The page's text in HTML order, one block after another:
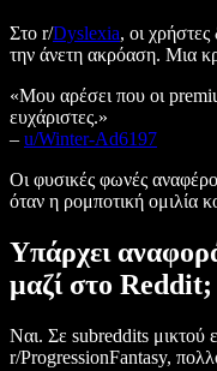
Στο r/Dyslexia, οι
την άνετη ακρόαση. Μια
«Μου αρέσει που οι
ευχάριστες.»
– u/Winter-Ad6197
Οι φυσικές φωνές
όταν η ρομποτική ομιλία
Υπάρχει
μαζί στο Reddit;
Ναι. Σε subreddits μικτού
r/ProgressionFantasy,